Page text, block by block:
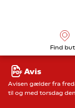
Find
Avis
Avisen gælder fra
til og med torsdag